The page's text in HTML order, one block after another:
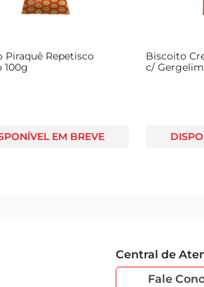
e transforme seus lanches em
Piraquê Repetisco
100g
EM BREVE
Biscoito
c/
Central de
Fale